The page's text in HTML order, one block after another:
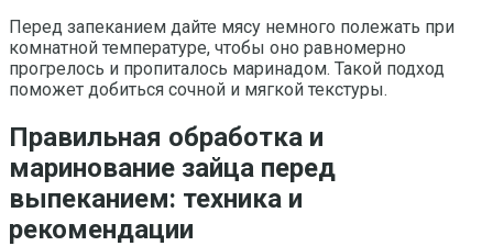
Перед запеканием дайте мясу немного полежать при
комнатной температуре, чтобы оно равномерно
прогрелось и пропиталось маринадом. Такой подход
поможет добиться сочной и мягкой текстуры.
Правильная обработка и
маринование зайца перед
выпеканием: техника и
рекомендации